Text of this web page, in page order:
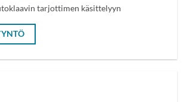
tarjottimen käsittelyyn